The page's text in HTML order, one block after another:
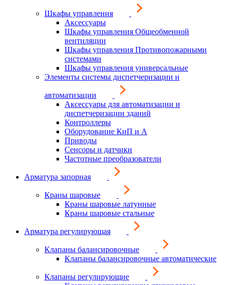
Шкафы управления
Аксессуары
Шкафы управления Общеобменной
вентиляции
Шкафы управления Противопожарными
системами
Шкафы управления универсальные
Элементы системы диспетчеризации и
автоматизации
Аксессуары для автоматизации и
диспетчеризации зданий
Контроллеры
Оборудование КиП и А
Приводы
Сенсоры и датчики
Частотные преобразователи
Арматура запорная
Краны шаровые
Краны шаровые латунные
Краны шаровые стальные
Арматура регулирующая
Клапаны балансировочные
Клапаны балансировочные автоматические
Клапаны регулирующие